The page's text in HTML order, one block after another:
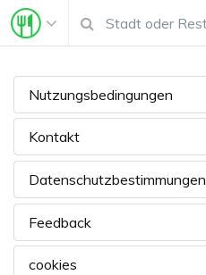
Nutzungsbedingungen
Kontakt
Datenschutzbestimmungen
Feedback
cookies